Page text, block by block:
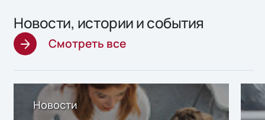
Новости, истории и события
Смотреть все
Новости